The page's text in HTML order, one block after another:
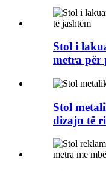
Stol i
metra për
Stol
dizajn të ri